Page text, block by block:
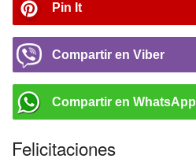
Pin It
Compartir en Viber
Compartir en WhatsApp
Felicitaciones